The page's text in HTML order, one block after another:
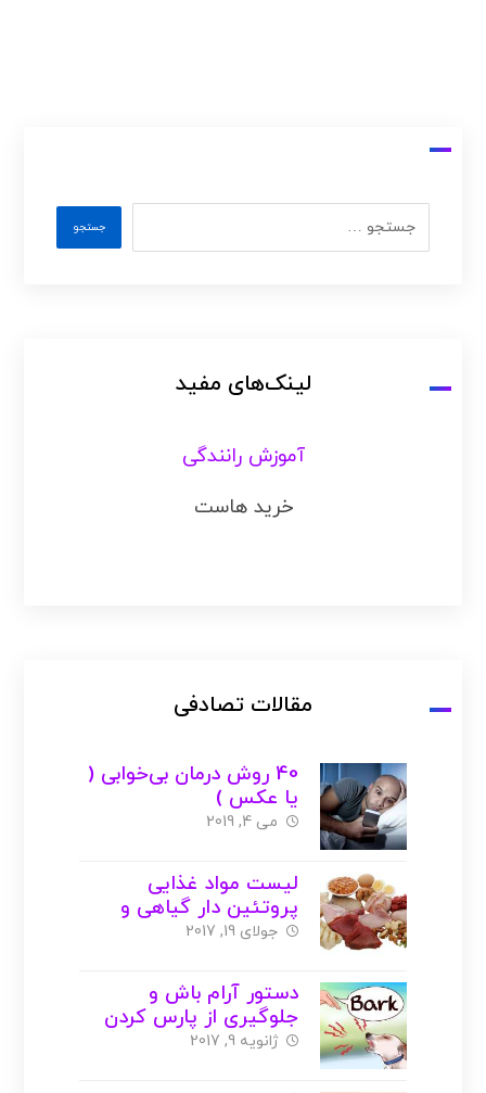
لینک‌های مفید
آموزش رانندگی
خرید هاست
مقالات تصادفی
40 روش درمان بی‌خوابی (
یا عکس )
می 4, 2019
لیست مواد غذایی
پروتئین دار گیاهی و
حیوانی ( با عکس )
جولای 19, 2017
دستور آرام باش و
جلوگیری از پارس کردن
بی مورد سگ
ژانویه 9, 2017